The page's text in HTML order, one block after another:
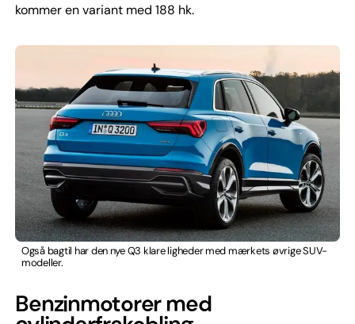
kommer en variant med 188 hk.
Også bagtil har den nye Q3 klare ligheder med mærkets øvrige SUV-
modeller.
Benzinmotorer med